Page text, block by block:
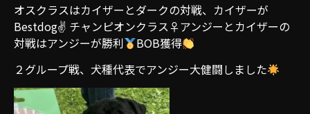
オスクラスはカイザーとダークの対戦、カイザーが
Bestdog✌ チャンピオンクラス♀アンジーとカイザーの
対戦はアンジーが勝利
BOB獲得
２グループ戦、犬種代表でアンジー大健闘しました